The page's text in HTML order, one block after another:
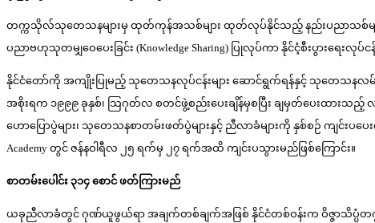
တက္ကသိုလ်သုတေသနများမှ ထုတ်ကုန်အသစ်များ ထုတ်လုပ်နိုင်သည့် နည်းပညာသစ်များ
ပညာဗဟုသုတမျှဝေပေးခြင်း (Knowledge Sharing) ပြုလုပ်ကာ နိုင်ငံ့စီးပွားရေ
နိုင်ငံတော်ကို အကျိုးပြုမည့် သုတေသနလုပ်ငန်းများ ဆောင်ရွက်ရန်နှင့် သုတေသနလမ်းညွှန်
အစိုးရက ၁၉၉၉ ခုနှစ်၊ သြဂုတ်လ စတင်ဖွဲ့စည်းပေးချိန်မှစပြီး ချမှတ်ပေးထားသည့်
ဟောပြောပွဲများ၊ သုတေသနစာတမ်းဖတ်ပွဲများနှင့် ညီလာခံများကို နှစ်စဉ် ကျင်းပ
Academy တွင် ဇန်နဝါရီလ ၂၅ ရက်မှ ၂၇ ရက်အထိ ကျင်းပသွားမည်ဖြစ်ကြောင်း။
စာတမ်းပေါင်း ၃၁၄ စောင် ဖတ်ကြားမည်
ယခုညီလာခံတွင် ဂုဏ်ယူဖွယ်ရာ အချက်တစ်ချက်အဖြစ် နိုင်ငံတစ်ဝန်းက ဝိဇ္ဇာသိပ္ပံတက္